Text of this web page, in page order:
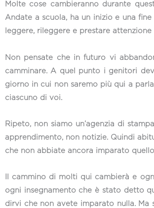
Molte cose cambieranno durante
Andate a scuola, ha un inizio e una
leggere, rileggere e prestare
Non pensate che in futuro vi
camminare. A quel punto i genitori
giorno in cui non saremo più qui a
ciascuno di voi.
Ripeto, non siamo un’agenzia di
apprendimento, non notizie. Quindi
che non abbiate ancora imparato
Il cammino di molti qui cambierà e
ogni insegnamento che è stato detto
dirvi che non avete imparato nulla.